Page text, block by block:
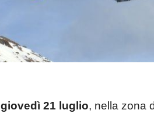
giovedì 21 luglio, nella zona